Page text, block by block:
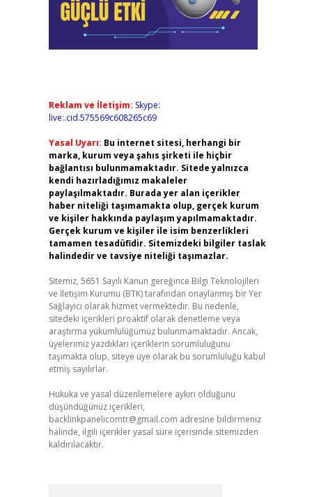
Reklam ve İletişim: Skype:
live:.cid.575569c608265c69
Yasal Uyarı: Bu internet sitesi, herhangi bir
marka, kurum veya şahıs şirketi ile hiçbir
bağlantısı bulunmamaktadır. Sitede yalnızca
kendi hazırladığımız makaleler
paylaşılmaktadır. Burada yer alan içerikler
haber niteliği taşımamakta olup, gerçek kurum
ve kişiler hakkında paylaşım yapılmamaktadır.
Gerçek kurum ve kişiler ile isim benzerlikleri
tamamen tesadüfidir. Sitemizdeki bilgiler taslak
halindedir ve tavsiye niteliği taşımazlar.
Sitemiz, 5651 Sayılı Kanun gereğince Bilgi Teknolojileri
ve İletişim Kurumu (BTK) tarafından onaylanmış bir Yer
Sağlayıcı olarak hizmet vermektedir. Bu nedenle,
sitedeki içerikleri proaktif olarak denetleme veya
araştırma yükümlülüğümüz bulunmamaktadır. Ancak,
üyelerimiz yazdıkları içeriklerin sorumluluğunu
taşımakta olup, siteye üye olarak bu sorumluluğu kabul
etmiş sayılırlar.
Hukuka ve yasal düzenlemelere aykırı olduğunu
düşündüğünüz içerikleri,
backlinkpanelicomtr@gmail.com adresine bildirmeniz
halinde, ilgili içerikler yasal süre içerisinde sitemizden
kaldırılacaktır.